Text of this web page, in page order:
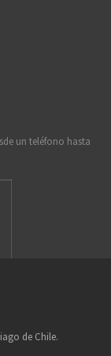
un teléfono hasta
de Chile.